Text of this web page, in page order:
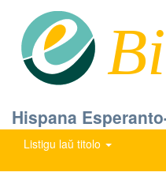
Hispana
Listigu laŭ titolo